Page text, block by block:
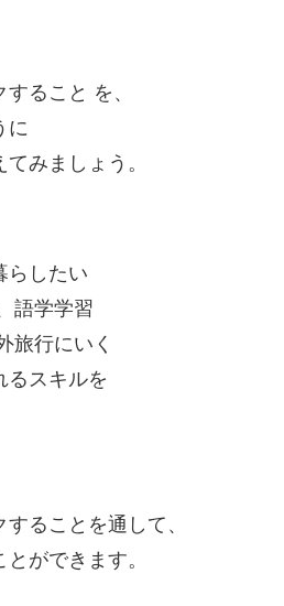
ること を、
に
みましょう。
らしたい
語学学習
旅行にいく
るスキルを
ることを通して、
ができます。